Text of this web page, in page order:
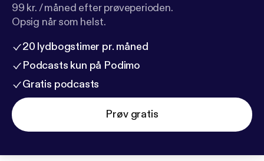
99 kr. / måned efter prøveperioden.
Opsig når som helst.
20 lydbogstimer pr. måned
Podcasts kun på Podimo
Gratis podcasts
Prøv gratis